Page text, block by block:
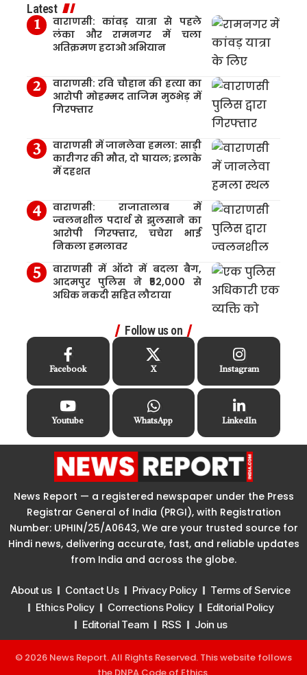
Latest
वाराणसी: कांवड़ यात्रा से पहले
लंका और रामनगर में चला
अतिक्रमण हटाओ अभियान
वाराणसी: रवि चौहान की हत्या का
आरोपी मोहम्मद ताजिम मुठभेड़ में
गिरफ्तार
वाराणसी में जानलेवा हमला: साड़ी
कारीगर की मौत, दो घायल; इलाके
में दहशत
वाराणसी: राजातालाब में
ज्वलनशील पदार्थ से झुलसाने का
आरोपी गिरफ्तार, चचेरा भाई
निकला हमलावर
वाराणसी में ऑटो में बदला बैग,
आदमपुर पुलिस ने ₹52,000 से
अधिक नकदी सहित लौटाया
Follow us on
Facebook X Instagram
Youtube WhatsApp LinkedIn
News Report — a registered newspaper under the Press
Registrar General of India (PRGI), with Registration
Number: UPHIN/25/A0643, We are your trusted source for
Hindi news, delivering accurate, fast, and reliable updates
from India and across the globe.
About us Contact Us Privacy Policy
Terms of Service
Ethics Policy
Corrections Policy
Editorial Policy
Editorial Team
RSS Join us
© 2026 News Report. All Rights Reserved. This website follows